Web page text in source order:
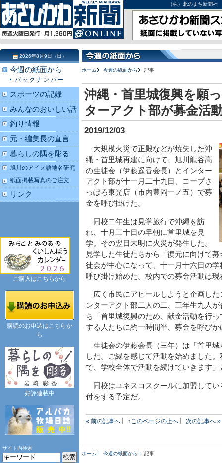
（株）北のまち新聞
ホーム 今週の紙面から 記事
沖縄・首里城復興を願
ターアクト部が募金活
2019/12/03
大規模火災で正殿などが焼失した沖
縄・首里城再建に向けて、旭川龍谷高
の生徒会（伊藤遥香会長）とインター
アクト部が十一月二十九日、コープさ
っぽろ東光店（市内豊岡一ノ五）で募
金を呼び掛けた。
同校二年生は見学旅行で沖縄を訪
れ、十月三十日の早朝に首里城を見
学。その翌日未明に火災が発生した。
見学した生徒たちから「復元に向けて
徒会が中心になって、十一月十六日の
呼び掛け始めた。校内での募金活動は
広く市民にアピールしようと企画した
ンターアクト部二人の二、三年生九人
ち「首里城復興のため、献金活動を行
する人たちに約一時間半、募金を呼びか
生徒会の伊藤会長（三年）は「首里城
した。ご縁を感じて活動を始めました
で、学校全体で活動を続けていきます」
同校はユネスコスクールに加盟してい
付をする予定だ。
« 前の記事へ ↑このページの上へ 次の記事へ »
ホーム 今週の紙面から 記事
2026年8月9日（日）
今週の紙面から
バックナンバー
スポーツの記録
みんなのおいしい話
釣り情報
元・編集長の直言
暮らしの隅を彫る
旭川のアイヌ語地名研究
紙面掲載写真のご注文
リンク
ご購入はこちらから
購読のお申込はこちらか
ら
好評連載中
サイト内検索